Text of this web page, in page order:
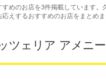
めのお店を3件掲載しています
えするおすすめのお店をまとめま
ツェリア アメニー